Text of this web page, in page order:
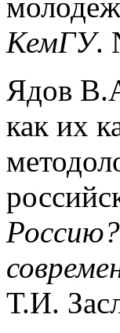
КемГУ.
Ядов
как их
Т.И.